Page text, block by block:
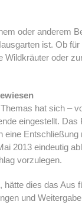
oder anderem
ist. Ob
oder
hat sich –
eingestellt.
eine
2013 eindeutig
vorzulegen.
dies das Aus
und